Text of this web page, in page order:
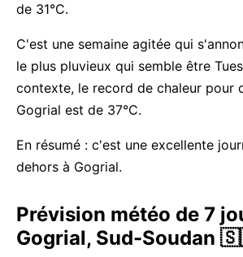
de 31°C.
C'est une semaine agitée qui
le plus pluvieux qui semble être
contexte, le record de chaleur pour
Gogrial est de 37°C.
En résumé : c'est une excellente
dehors à Gogrial.
Prévision météo de 7
Gogrial, Sud-Soudan